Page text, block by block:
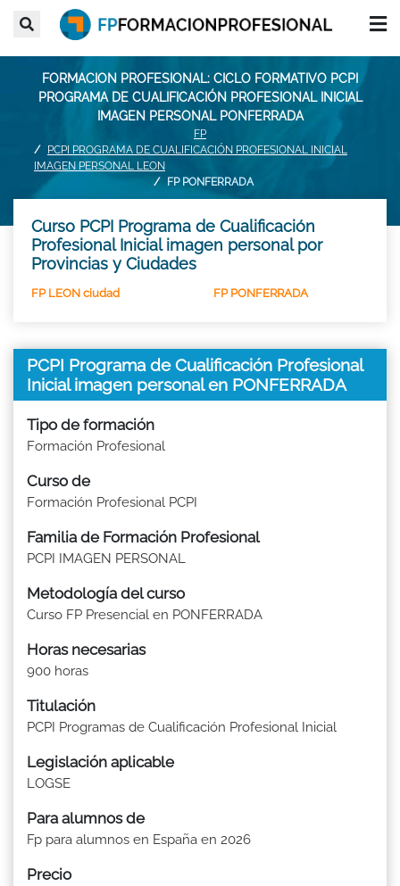
FORMACION PROFESIONAL: CICLO FORMATIVO PCPI
PROGRAMA DE CUALIFICACIÓN PROFESIONAL INICIAL
IMAGEN PERSONAL PONFERRADA
FP
PCPI PROGRAMA DE CUALIFICACIÓN PROFESIONAL INICIAL
IMAGEN PERSONAL LEON
FP PONFERRADA
Curso PCPI Programa de Cualificación
Profesional Inicial imagen personal por
Provincias y Ciudades
FP LEON ciudad FP PONFERRADA
PCPI Programa de Cualificación Profesional
Inicial imagen personal en PONFERRADA
Tipo de formación
Formación Profesional
Curso de
Formación Profesional PCPI
Familia de Formación Profesional
PCPI IMAGEN PERSONAL
Metodología del curso
Curso FP Presencial en PONFERRADA
Horas necesarias
900 horas
Titulación
PCPI Programas de Cualificación Profesional Inicial
Legislación aplicable
LOGSE
Para alumnos de
Fp para alumnos en España en 2026
Precio